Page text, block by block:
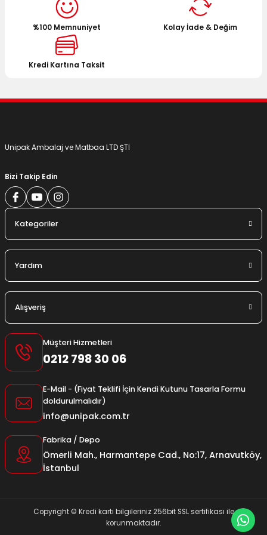
Ürün açıklamasında eksik bilgiler bulunuyor.
Ürün bilgilerinde hatalar bulunuyor.
Ürün fiyatı diğer sitelerden daha pahalı.
Bu ürüne benzer farklı alternatifler olmalı.
%100 Memnuniyet Kolay İade & Değim
Kredi Kartına Taksit
Unipak Ambalaj ve Matbaa LTD ŞTİ
Bizi Takip Edin
Kategoriler
Yardım
Alışveriş
Müşteri Hizmetleri
0212 798 30 06
E-Mail - (Fiyat Teklifi İçin Kendi Kutunu Tasarla Formu
doldurulmalıdır)
info@unipak.com.tr
Fabrika / Depo
Ömerli Mah., Harmantepe Cad., No:17, Arnavutköy,
İstanbul
Copyright © Kredi kartı bilgileriniz 256bit SSL sertifikası ile
korunmaktadır.